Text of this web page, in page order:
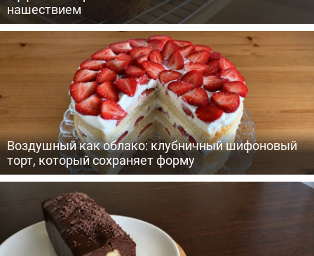
нашествием
Воздушный как облако: клубничный шифоновый
торт, который сохраняет форму